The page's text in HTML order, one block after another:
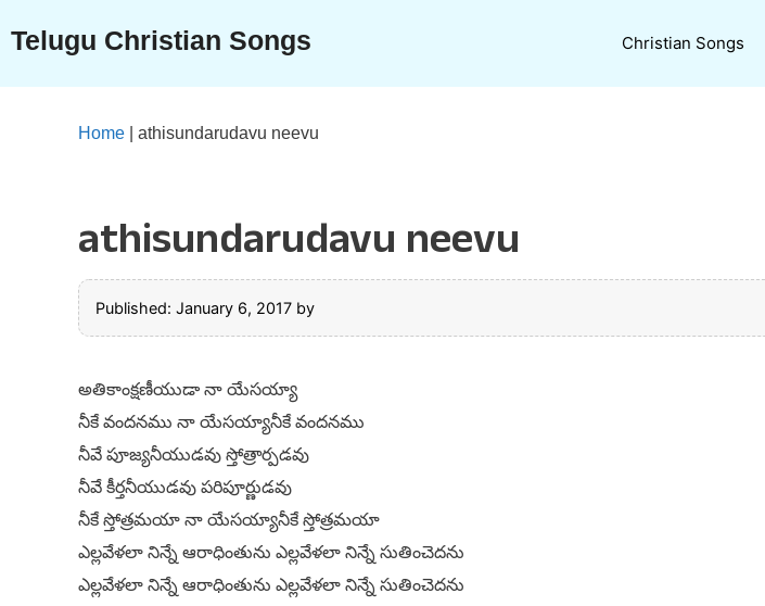
content
Telugu Christian Songs Christian Songs
Home athisundarudavu neevu
athisundarudavu neevu
Published: January 6, 2017 by
అతికాంక్షణీయుడా నా యేసయ్యా
నీకే వందనము నా యేసయ్యానీకే వందనము
నీవే పూజ్యనీయుడవు స్తోత్రార్పడవు
నీవే కీర్తనీయుడవు పరిపూర్ణుడవు
నీకే స్తోత్రమయా నా యేసయ్యానీకే స్తోత్రమయా
ఎల్లవేళలా నిన్నే ఆరాధింతును ఎల్లవేళలా నిన్నే సుతించెదను
ఎల్లవేళలా నిన్నే ఆరాధింతును ఎల్లవేళలా నిన్నే సుతించెదను